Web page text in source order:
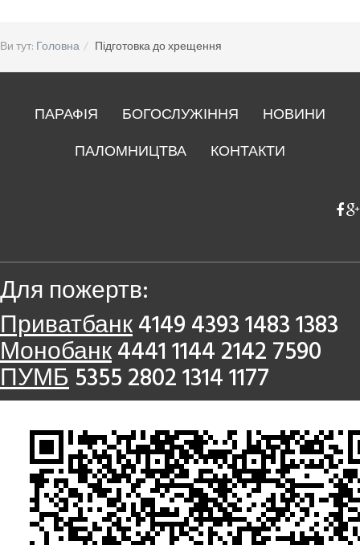
Ви тут: Головна Підготовка до хрещення
ПАРАФІЯ БОГОСЛУЖІННЯ
НОВИНИ
ПАЛОМНИЦТВА
КОНТАКТИ
Для пожертв:
Приватбанк4149 4393 1483 1383
Монобанк4441 1144 2142 7590
ПУМБ5355 2802 1314 1177